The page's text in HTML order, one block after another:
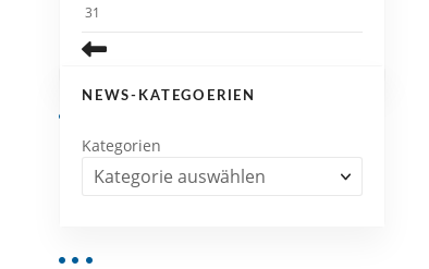
31
NEWS-KATEGOERIEN
Kategorien